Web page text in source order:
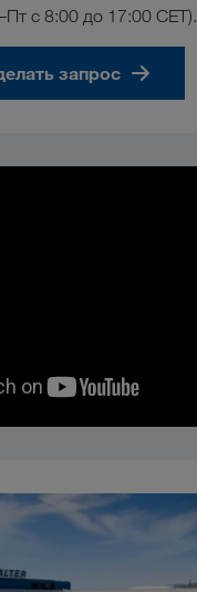
с 8:00 до 17:00 CET).
запрос